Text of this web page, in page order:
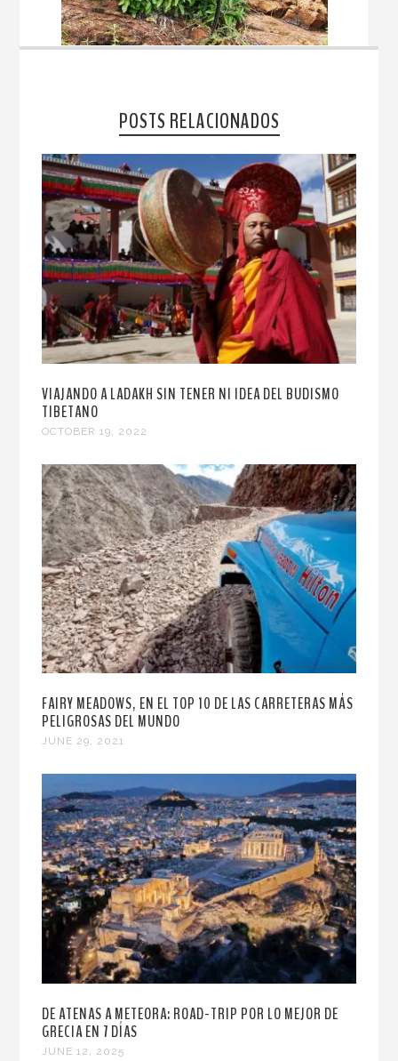
POSTS RELACIONADOS
VIAJANDO A LADAKH SIN TENER NI IDEA DEL BUDISMO
TIBETANO
OCTOBER 19, 2022
FAIRY MEADOWS, EN EL TOP 10 DE LAS CARRETERAS MÁS
PELIGROSAS DEL MUNDO
JUNE 29, 2021
DE ATENAS A METEORA: ROAD-TRIP POR LO MEJOR DE
GRECIA EN 7 DÍAS
JUNE 12, 2025